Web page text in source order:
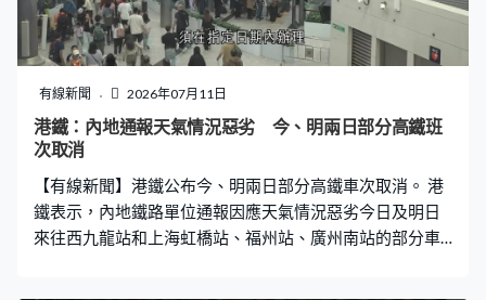
有線新聞 2026年07月11日
港鐵：內地通報天氣情況惡劣 今、明兩日部分高鐵班
次取消
【有線新聞】港鐵公布今、明兩日部分高鐵車次取消。 港
鐵表示，內地鐵路單位通報因應天氣情況惡劣今日及明日
來往西九龍站和上海虹橋站、福州站、廣州南站的部分車